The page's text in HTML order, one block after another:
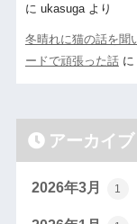
に ukasugaより
冬晴れに猫の話を聞
ードで頑張った話に
アーカイブ
2026年3月 1